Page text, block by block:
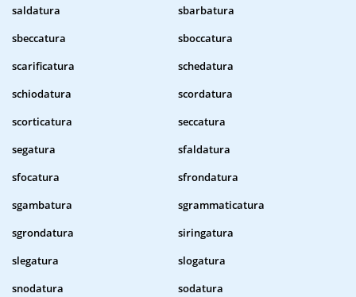
saldatura
sbarbatura
sbeccatura
sboccatura
scarificatura
schedatura
schiodatura
scordatura
scorticatura
seccatura
segatura
sfaldatura
sfocatura
sfrondatura
sgambatura
sgrammaticatura
sgrondatura
siringatura
slegatura
slogatura
snodatura
sodatura